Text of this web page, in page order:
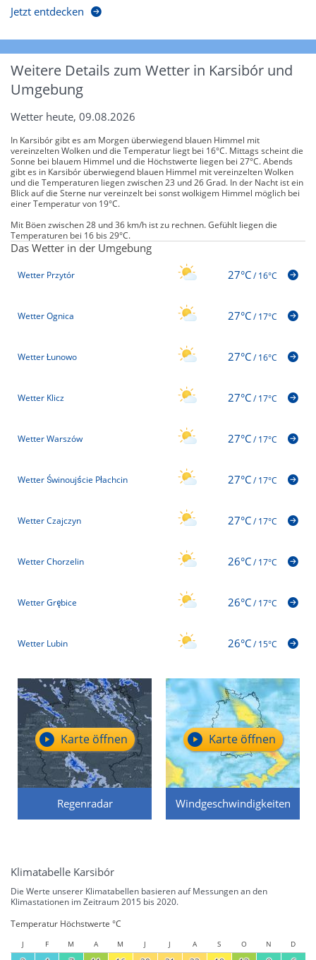
Jetzt entdecken
Weitere Details zum Wetter in Karsibór und
Umgebung
Wetter heute, 09.08.2026
In Karsibór gibt es am Morgen überwiegend blauen Himmel mit
vereinzelten Wolken und die Temperatur liegt bei 16°C. Mittags scheint die
Sonne bei blauem Himmel und die Höchstwerte liegen bei 27°C. Abends
gibt es in Karsibór überwiegend blauen Himmel mit vereinzelten Wolken
und die Temperaturen liegen zwischen 23 und 26 Grad. In der Nacht ist ein
Blick auf die Sterne nur vereinzelt bei sonst wolkigem Himmel möglich bei
einer Temperatur von 19°C.
Mit Böen zwischen 28 und 36 km/h ist zu rechnen. Gefühlt liegen die
Temperaturen bei 16 bis 29°C.
Das Wetter in der Umgebung
Wetter Przytór 27°C/16°C
Wetter Ognica 27°C/17°C
Wetter Łunowo 27°C/16°C
Wetter Klicz 27°C/17°C
Wetter Warszów 27°C/17°C
Wetter Świnoujście Płachcin 27°C/17°C
Wetter Czajczyn 27°C/17°C
Wetter Chorzelin 26°C/17°C
Wetter Grębice 26°C/17°C
Wetter Lubin 26°C/15°C
Regenradar
Karte öffnen
Windgeschwindigkeiten
Karte öffnen
Klimatabelle Karsibór
Die Werte unserer Klimatabellen basieren auf Messungen an den
Klimastationen im Zeitraum 2015 bis 2020.
Temperatur Höchstwerte °C
J F M A M J J A S O N D